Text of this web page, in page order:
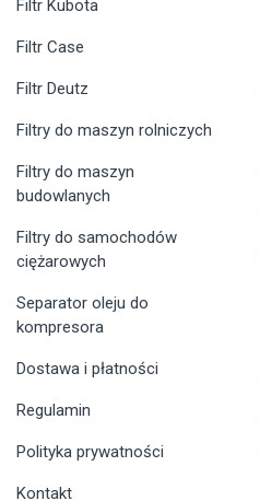
Filtr Kubota
Filtr Case
Filtr Deutz
Filtry do maszyn rolniczych
Filtry do maszyn
budowlanych
Filtry do samochodów
ciężarowych
Separator oleju do
kompresora
Dostawa i płatności
Regulamin
Polityka prywatności
Kontakt